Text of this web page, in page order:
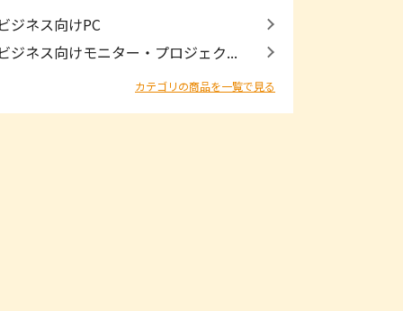
ジネス向けPC
ジネス向けモニター・プロジェク...
カテゴリの商品を一覧で見る